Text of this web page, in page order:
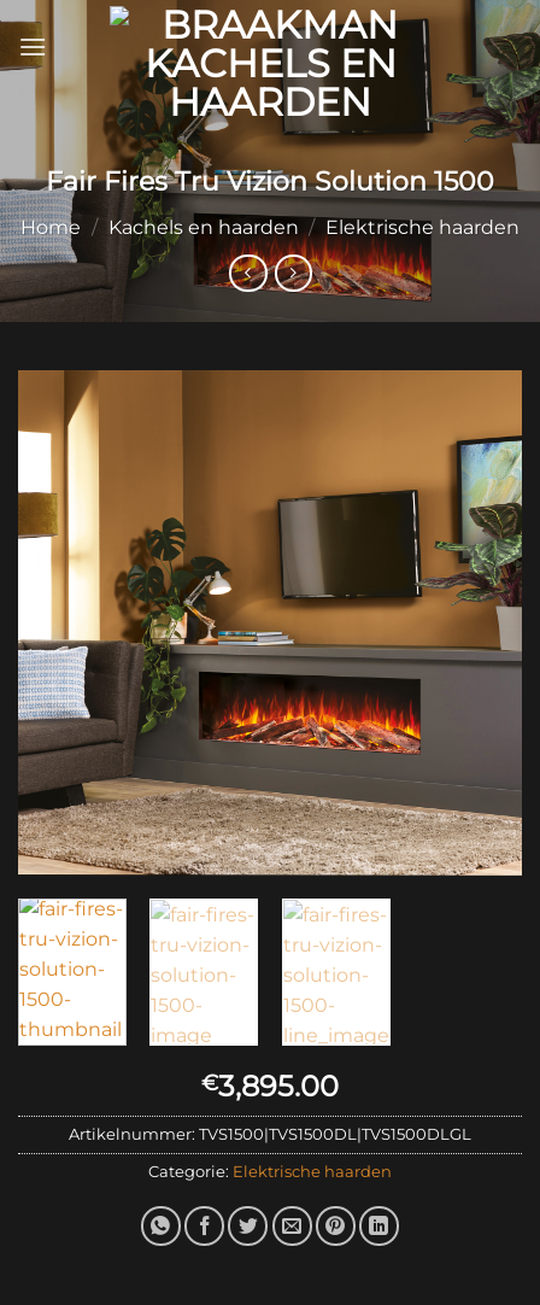
naar
inhoud
Fair Fires Tru Vizion Solution 1500
Home / Kachels en haarden / Elektrische haarden
€3,895.00
Artikelnummer: TVS1500|TVS1500DL|TVS1500DLGL
Categorie: Elektrische haarden